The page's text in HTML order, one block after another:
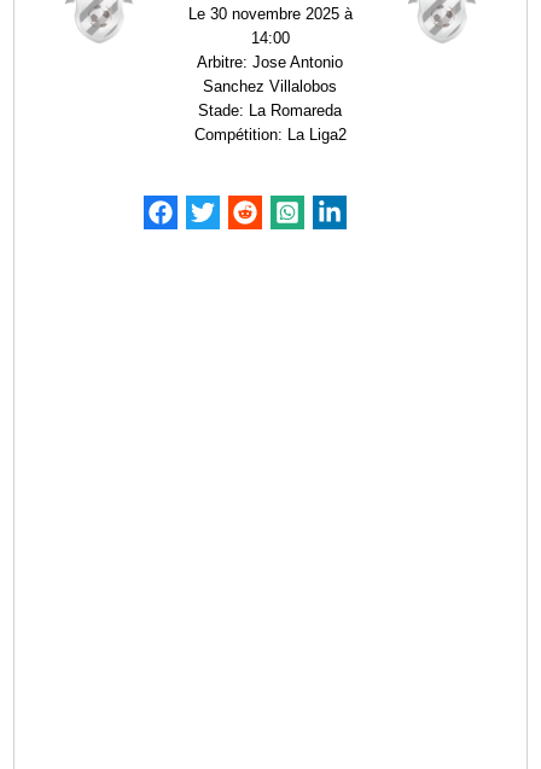
Le 30 novembre 2025 à
14:00
Arbitre:Jose Antonio
Sanchez Villalobos
Stade: La Romareda
Compétition: La Liga2